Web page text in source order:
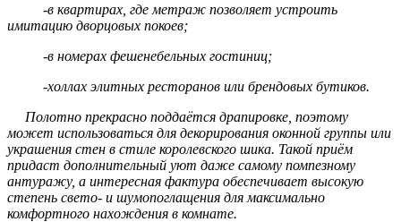
-в квартирах, где метраж позволяет устроить
имитацию дворцовых покоев;
-в номерах фешенебельных гостиниц;
-холлах элитных ресторанов или брендовых бутиков.
Полотно прекрасно поддаётся драпировке, поэтому
может использоваться для декорирования оконной группы или
украшения стен в стиле королевского шика. Такой приём
придаст дополнительный уют даже самому помпезному
антуражу, а интересная фактура обеспечивает высокую
степень свето- и шумопоглащения для максимально
комфортного нахождения в комнате.